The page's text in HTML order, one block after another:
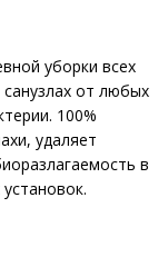
уборки всех
от любых
100%
удаляет
в